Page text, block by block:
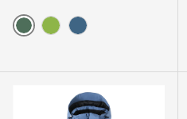
DARK GREEN